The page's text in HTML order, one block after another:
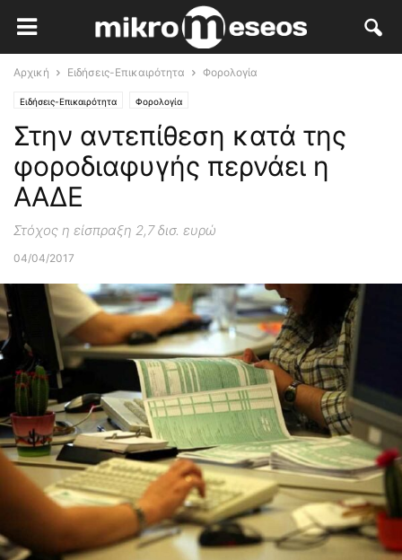
Αρχική Ειδήσεις-Επικαιρότητα Φορολογία
Ειδήσεις-Επικαιρότητα Φορολογία
Στην αντεπίθεση κατά της
φοροδιαφυγής περνάει η
ΑΑΔΕ
Στόχος η είσπραξη 2,7 δισ. ευρώ
04/04/2017